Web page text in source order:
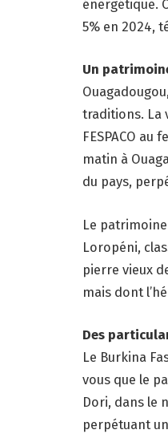
énergétique.
5% en 2024,
Un
traditions. La
FESPACO au
matin à
du pays,
Le
Loropéni,
pierre vieux
mais dont
Des
Le Burkina
vous que le
Dori, dans le
perpétuant